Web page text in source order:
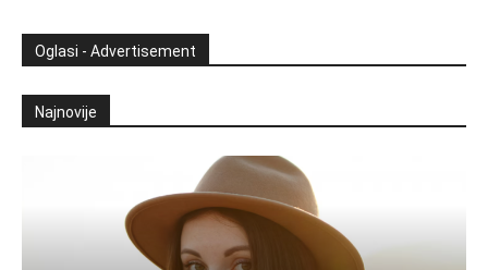
Oglasi - Advertisement
Najnovije